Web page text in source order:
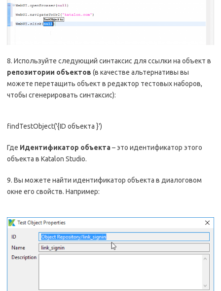
8. Используйте следующий синтаксис для ссылки на объект в
репозитории объектов (в качестве альтернативы вы
можете перетащить объект в редактор тестовых наборов,
чтобы сгенерировать синтаксис):
findTestObject('{ID объекта }')
Где Идентификатор объекта– это идентификатор этого
объекта в Katalon Studio.
9. Вы можете найти идентификатор объекта в диалоговом
окне его свойств. Например: